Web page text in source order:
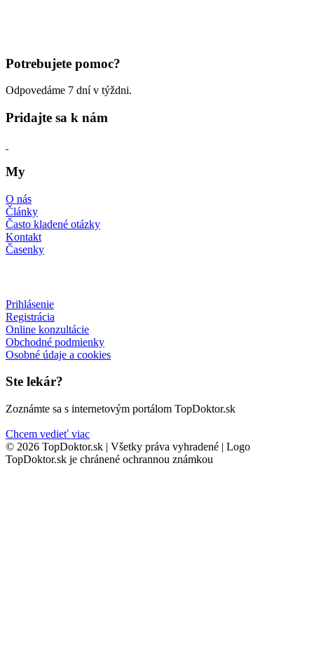
Potrebujete pomoc?
Odpovedáme 7 dní v týždni.
Pridajte sa k nám
My
O nás
Články
Často kladené otázky
Kontakt
Časenky
Prihlásenie
Registrácia
Online konzultácie
Obchodné podmienky
Osobné údaje a cookies
Ste lekár?
Zoznámte sa s internetovým portálom TopDoktor.sk
Chcem vedieť viac
© 2026 TopDoktor.sk | Všetky práva vyhradené | Logo
TopDoktor.sk je chránené ochrannou známkou